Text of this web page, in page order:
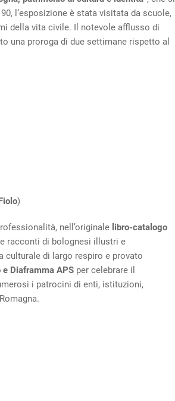
90, l’esposizione è stata visitata da scuole,
della vita civile. Il notevole afflusso di
una proroga di due settimane rispetto al
)
nell’originale libro-catalogo
racconti di bolognesi illustri e
culturale di largo respiro e provato
e Diaframma APS per celebrare il
i patrocini di enti, istituzioni,